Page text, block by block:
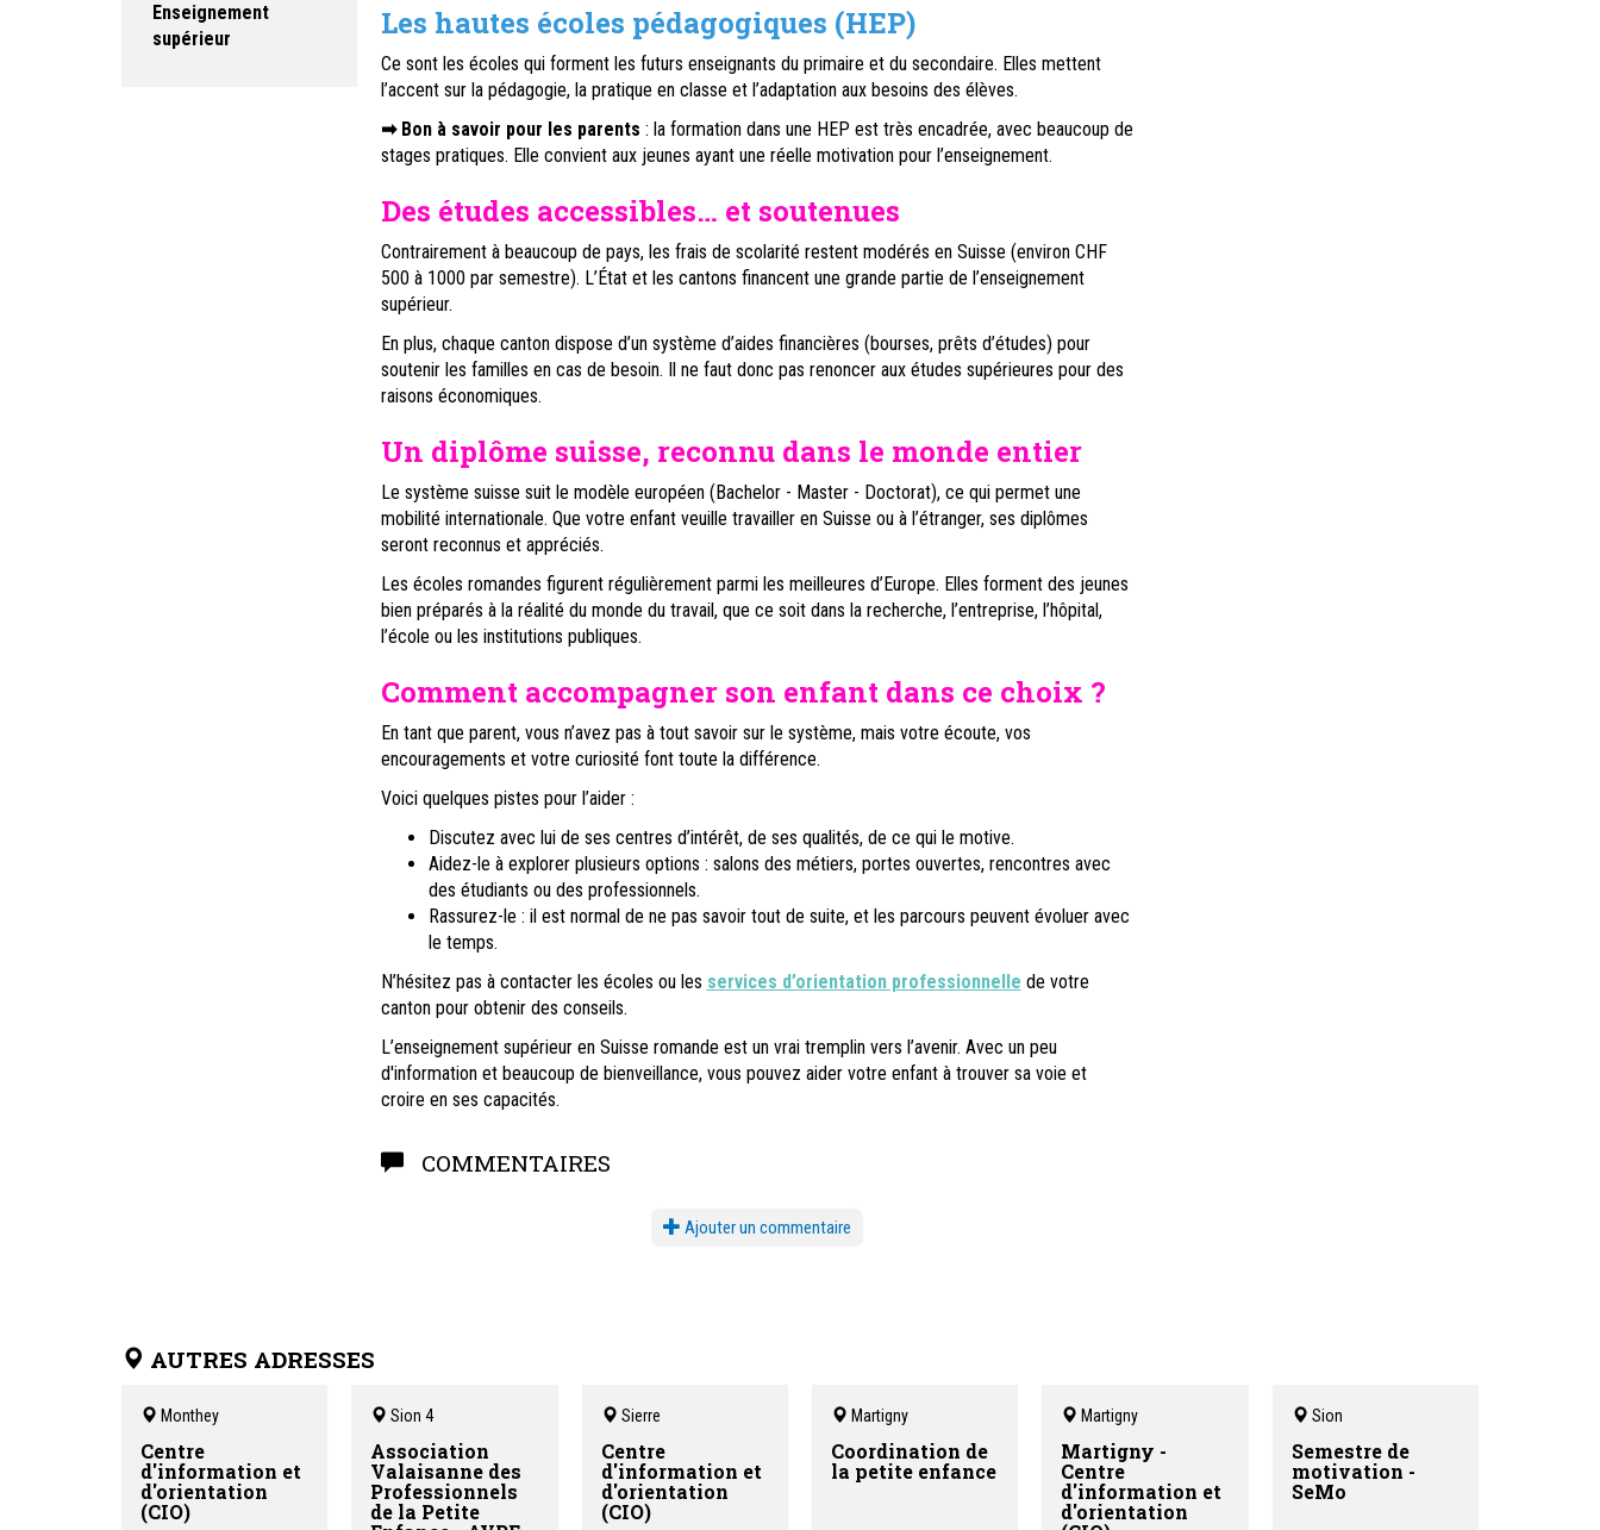
Enseignement
supérieur
Les hautes écoles pédagogiques (HEP)
Ce sont les écoles qui forment les futurs enseignants du primaire et du secondaire. Elles mettent
l’accent sur la pédagogie, la pratique en classe et l’adaptation aux besoins des élèves.
➡ Bon à savoir pour les parents : la formation dans une HEP est très encadrée, avec beaucoup de
stages pratiques. Elle convient aux jeunes ayant une réelle motivation pour l’enseignement.
Des études accessibles… et soutenues
Contrairement à beaucoup de pays, les frais de scolarité restent modérés en Suisse (environ CHF
500 à 1000 par semestre). L’État et les cantons financent une grande partie de l’enseignement
supérieur.
En plus, chaque canton dispose d’un système d’aides financières (bourses, prêts d’études) pour
soutenir les familles en cas de besoin. Il ne faut donc pas renoncer aux études supérieures pour des
raisons économiques.
Un diplôme suisse, reconnu dans le monde entier
Le système suisse suit le modèle européen (Bachelor - Master - Doctorat), ce qui permet une
mobilité internationale. Que votre enfant veuille travailler en Suisse ou à l’étranger, ses diplômes
seront reconnus et appréciés.
Les écoles romandes figurent régulièrement parmi les meilleures d’Europe. Elles forment des jeunes
bien préparés à la réalité du monde du travail, que ce soit dans la recherche, l’entreprise, l’hôpital,
l’école ou les institutions publiques.
Comment accompagner son enfant dans ce choix ?
En tant que parent, vous n’avez pas à tout savoir sur le système, mais votre écoute, vos
encouragements et votre curiosité font toute la différence.
Voici quelques pistes pour l’aider :
Discutez avec lui de ses centres d’intérêt, de ses qualités, de ce qui le motive.
Aidez-le à explorer plusieurs options : salons des métiers, portes ouvertes, rencontres avec
des étudiants ou des professionnels.
Rassurez-le : il est normal de ne pas savoir tout de suite, et les parcours peuvent évoluer avec
le temps.
N’hésitez pas à contacter les écoles ou les services d’orientation professionnelle de votre
canton pour obtenir des conseils.
L’enseignement supérieur en Suisse romande est un vrai tremplin vers l’avenir. Avec un peu
d'information et beaucoup de bienveillance, vous pouvez aider votre enfant à trouver sa voie et
croire en ses capacités.
COMMENTAIRES
Ajouter un commentaire
AUTRES ADRESSES
Monthey
Centre
d'information et
d'orientation
(CIO)
Sion 4
Association
Valaisanne des
Professionnels
de la Petite
Sierre
Centre
d'information et
d'orientation
(CIO)
Martigny
Coordination de
la petite enfance
Martigny
Martigny -
Centre
d'information et
d'orientation
Sion
Semestre de
motivation -
SeMo